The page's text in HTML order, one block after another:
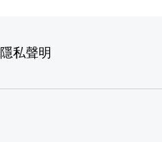
隱私聲明